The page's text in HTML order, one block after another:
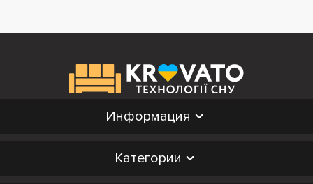
Информация
Категории